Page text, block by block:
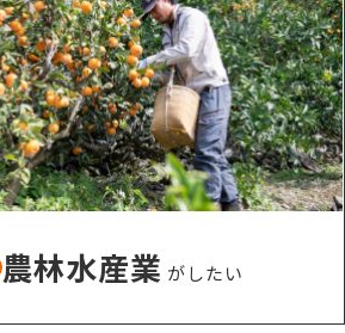
農林水産業 がしたい